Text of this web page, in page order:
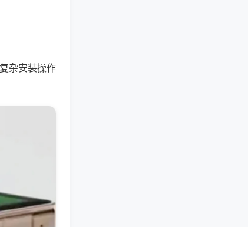
杂安装操作